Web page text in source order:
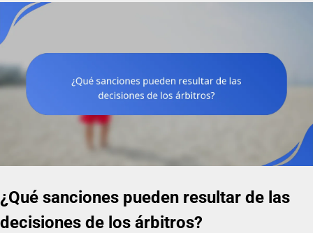
¿Qué sanciones pueden resultar de las
decisiones de los árbitros?